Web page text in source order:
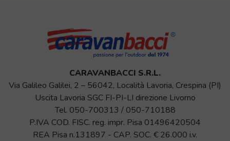
CARAVANBACCI S.R.L.
Via Galileo Galilei, 2 – 56042, Località Lavoria, Crespina (PI)
Uscita Lavoria SGC FI-PI-LI direzione Livorno
Tel. 050-700313 / 050-710188
P.IVA COD. FISC. reg. impr. Pisa 01496420504
REA Pisa n.131897 - CAP. SOC. € 26.000 i.v.